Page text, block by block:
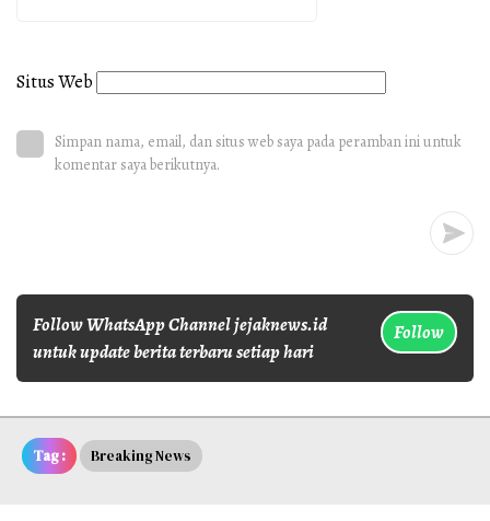
Situs Web
Simpan nama, email, dan situs web saya pada peramban ini untuk
komentar saya berikutnya.
Follow WhatsApp Channel jejaknews.id
untuk update berita terbaru setiap hari
Follow
Tag : Breaking News